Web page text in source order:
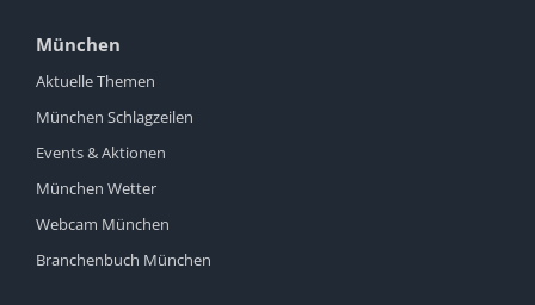
München
Aktuelle Themen
München Schlagzeilen
Events & Aktionen
München Wetter
Webcam München
Branchenbuch München